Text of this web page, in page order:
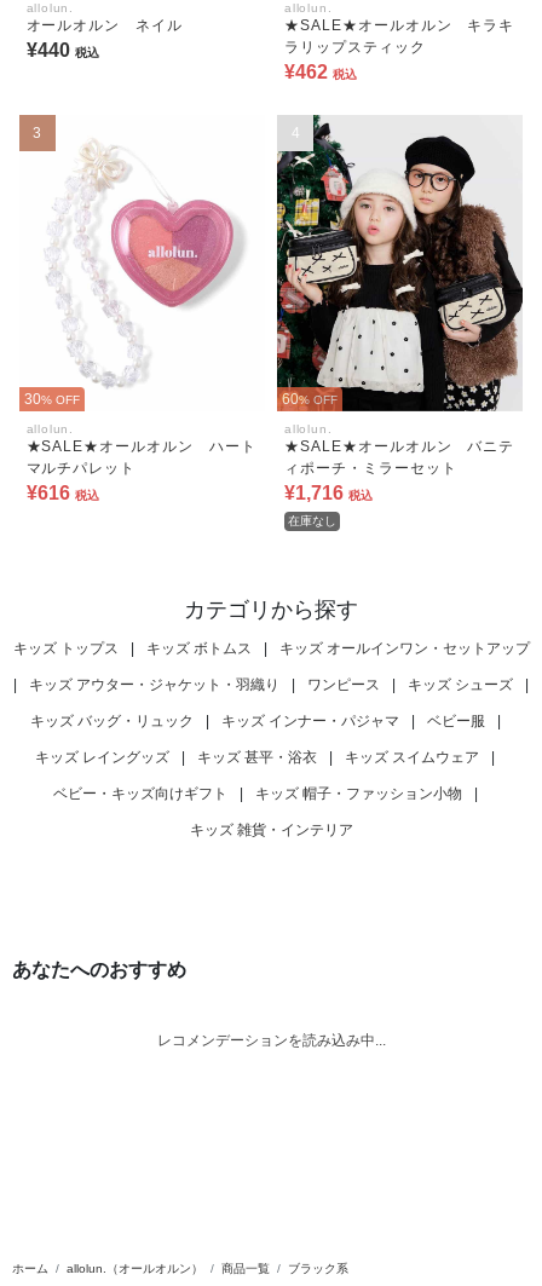
allolun.
オールオルン ネイル
¥440 税込
allolun.
★SALE★オールオルン キラキ
ラリップスティック
¥462 税込
3
30% OFF
allolun.
★SALE★オールオルン ハート
マルチパレット
¥616 税込
4
60% OFF
allolun.
★SALE★オールオルン バニテ
ィポーチ・ミラーセット
¥1,716 税込
在庫なし
カテゴリから探す
キッズ トップス キッズ ボトムス キッズ オールインワン・セットアップ
キッズ アウター・ジャケット・羽織り ワンピース キッズ シューズ
キッズ バッグ・リュック キッズ インナー・パジャマ ベビー服
キッズ レイングッズ キッズ 甚平・浴衣 キッズ スイムウェア
ベビー・キッズ向けギフト キッズ 帽子・ファッション小物
キッズ 雑貨・インテリア
あなたへのおすすめ
レコメンデーションを読み込み中...
ホーム allolun.（オールオルン） 商品一覧 ブラック系